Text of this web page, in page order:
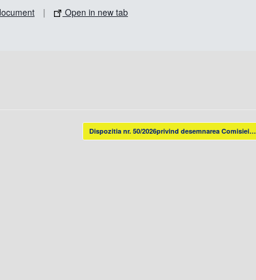
| Open in new tab
Dispozitia nr. 50/2026privind desemnarea Comisiei…